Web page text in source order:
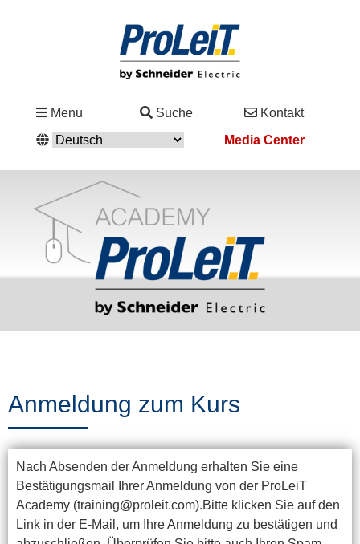
Menu Suche
Kontakt
Media Center
Lösungen
Service
Support
Academy
News
&
Events
Anmeldung zum Kurs
Nach Absenden der Anmeldung erhalten Sie eine
Bestätigungsmail Ihrer Anmeldung von der ProLeiT
Academy (training@proleit.com).Bitte klicken Sie auf den
Link in der E-Mail, um Ihre Anmeldung zu bestätigen und